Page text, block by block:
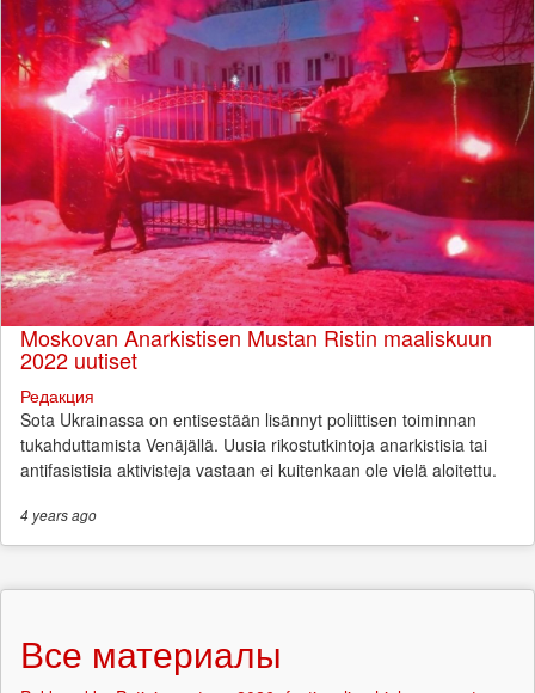
Moskovan Anarkistisen Mustan Ristin maaliskuun
2022 uutiset
Редакция
Sota Ukrainassa on entisestään lisännyt poliittisen toiminnan
tukahduttamista Venäjällä. Uusia rikostutkintoja anarkistisia tai
antifasistisia aktivisteja vastaan ei kuitenkaan ole vielä aloitettu.
4 yearsago
Все материалы